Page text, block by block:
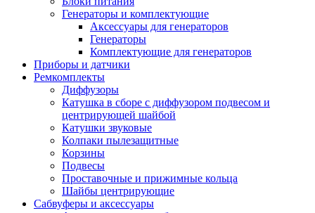
Генераторы и комплектующие
Аксессуары для генераторов
Генераторы
Комплектующие для генераторов
Приборы и датчики
Ремкомплекты
Диффузоры
Катушка в сборе с диффузором подвесом и
центрирующей шайбой
Катушки звуковые
Колпаки пылезащитные
Корзины
Подвесы
Проставочные и прижимные кольца
Шайбы центрирующие
Сабвуферы и аксессуары